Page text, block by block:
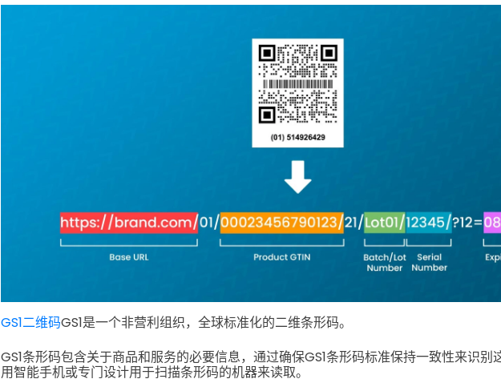
GS1二维码GS1是一个非营利组织，全球标准化的二维条形码。
GS1条形码包含关于商品和服务的必要信息，通过确保GS1条形码标准保持一致性来识别
用智能手机或专门设计用于扫描条形码的机器来读取。